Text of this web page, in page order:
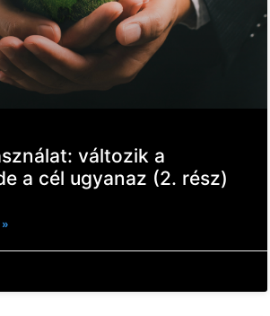
változik a
a cél ugyanaz (2. rész)
»